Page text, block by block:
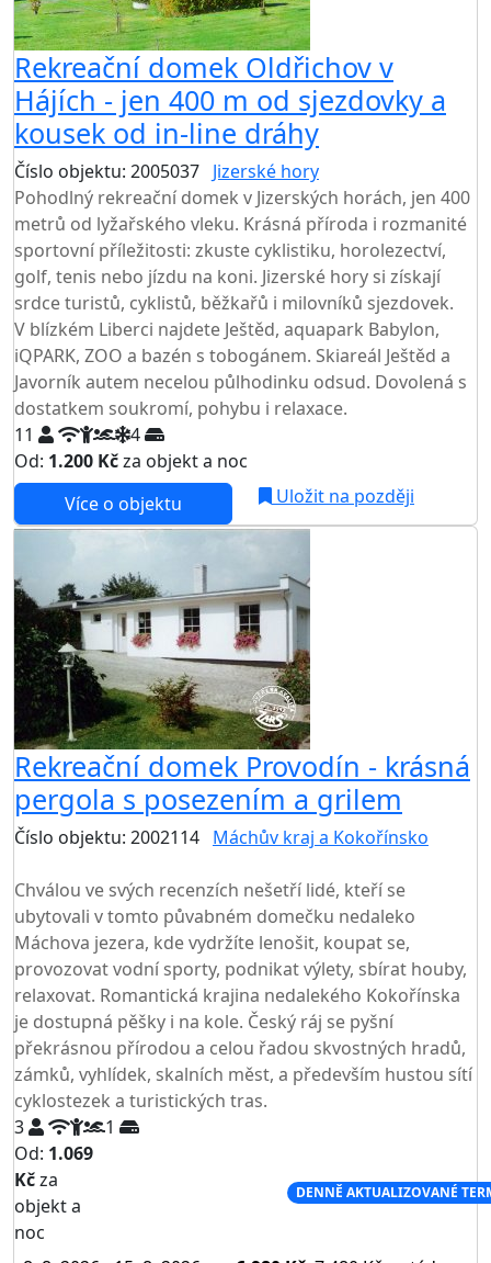
Rekreační domek Oldřichov v
Hájích - jen 400 m od sjezdovky a
kousek od in-line dráhy
Číslo objektu: 2005037 Jizerské hory
Pohodlný rekreační domek v Jizerských horách, jen 400
metrů od lyžařského vleku. Krásná příroda i rozmanité
sportovní příležitosti: zkuste cyklistiku, horolezectví,
golf, tenis nebo jízdu na koni. Jizerské hory si získají
srdce turistů, cyklistů, běžkařů i milovníků sjezdovek.
V blízkém Liberci najdete Ještěd, aquapark Babylon,
iQPARK, ZOO a bazén s tobogánem. Skiareál Ještěd a
Javorník autem necelou půlhodinku odsud. Dovolená s
dostatkem soukromí, pohybu i relaxace.
11
4
Od: 1.200 Kčza objekt a noc
Více o objektu
Uložit na později
Rekreační domek Provodín - krásná
pergola s posezením a grilem
Číslo objektu: 2002114 Máchův kraj a Kokořínsko
Chválou ve svých recenzích nešetří lidé, kteří se
ubytovali v tomto půvabném domečku nedaleko
Máchova jezera, kde vydržíte lenošit, koupat se,
provozovat vodní sporty, podnikat výlety, sbírat houby,
relaxovat. Romantická krajina nedalekého Kokořínska
je dostupná pěšky i na kole. Český ráj se pyšní
překrásnou přírodou a celou řadou skvostných hradů,
zámků, vyhlídek, skalních měst, a především hustou sítí
cyklostezek a turistických tras.
3
1
Od: 1.069
Kčza
objekt a
noc
DENNĚ AKTUALIZOVANÉ